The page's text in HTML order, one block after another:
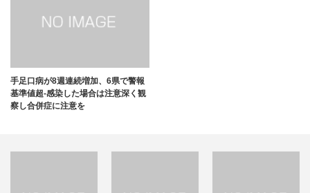
手足口病が8週連続増加、6県で警報
基準値超-感染した場合は注意深く観
察し合併症に注意を